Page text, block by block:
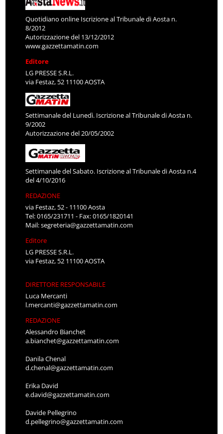
Quotidiano online Iscrizione al Tribunale di Aosta n.
8/2012
Autorizzazione del 13/12/2012
www.gazzettamatin.com
Editore
LG PRESSE S.R.L.
via Festaz, 52 11100 AOSTA
Settimanale del Lunedì. Iscrizione al Tribunale di Aosta n.
9/2002
Autorizzazione del 20/05/2002
Settimanale del Sabato. Iscrizione al Tribunale di Aosta n.4
del 4/10/2016
REDAZIONE
via Festaz, 52 - 11100 Aosta
Tel: 0165/231711 - Fax: 0165/1820141
Mail:segreteria@gazzettamatin.com
Editore
LG PRESSE S.R.L.
via Festaz, 52 11100 AOSTA
DIRETTORE RESPONSABILE
Luca Mercanti
l.mercanti@gazzettamatin.com
REDAZIONE
Alessandro Bianchet
a.bianchet@gazzettamatin.com
Danila Chenal
d.chenal@gazzettamatin.com
Erika David
e.david@gazzettamatin.com
Davide Pellegrino
d.pellegrino@gazzettamatin.com